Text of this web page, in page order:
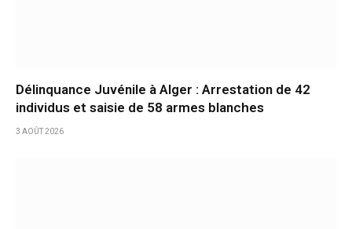
Délinquance Juvénile à Alger : Arrestation de 42
individus et saisie de 58 armes blanches
3 AOÛT 2026